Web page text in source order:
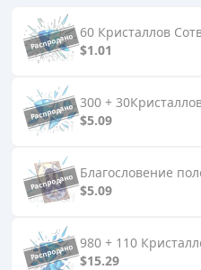
60 Кристаллов
$1.01
300 +
$5.09
Благословение
$5.09
980 + 110
$15.29